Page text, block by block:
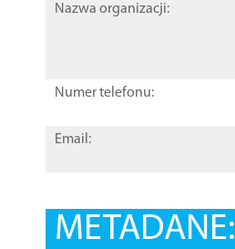
Nazwa organizacji:
Numer telefonu:
Email:
METADANE: